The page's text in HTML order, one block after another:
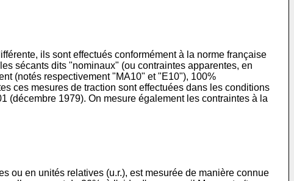
ils sont effectués conformément à la norme française
sécants dits "nominaux" (ou contraintes apparentes, en
(notés respectivement "MA10" et "E10"), 100%
ces mesures de traction sont effectuées dans les conditions
(décembre 1979). On mesure également les contraintes à la
ou en unités relatives (u.r.), est mesurée de manière connue